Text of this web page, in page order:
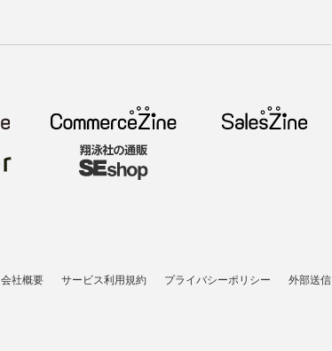
会社概要 サービス利用規約 プライバシーポリシー 外部送信